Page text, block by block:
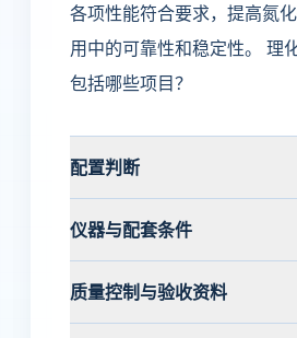
各项性能符合要求，提高氮
用中的可靠性和稳定性。 理
包括哪些项目？
配置判断
仪器与配套条件
质量控制与验收资料